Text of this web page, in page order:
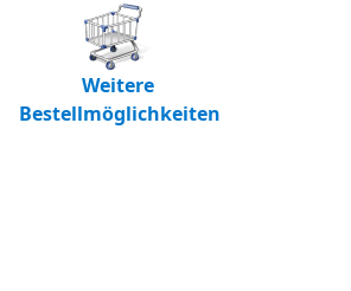
Weitere
Bestellmöglichkeiten